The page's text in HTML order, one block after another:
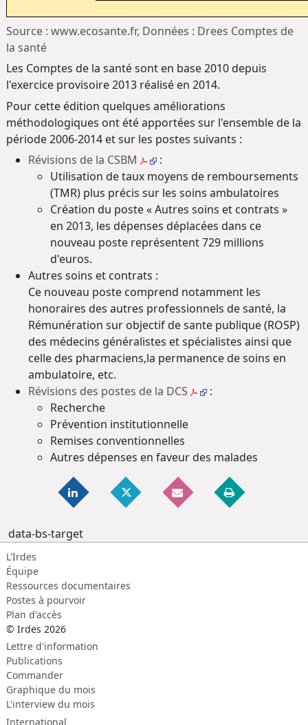
Source : www.ecosante.fr, Données : Drees Comptes de
la santé
Les Comptes de la santé sont en base 2010 depuis
l'exercice provisoire 2013 réalisé en 2014.
Pour cette édition quelques améliorations
méthodologiques ont été apportées sur l'ensemble de la
période 2006-2014 et sur les postes suivants :
Révisions de la CSBM
:
Utilisation de taux moyens de remboursements
(TMR) plus précis sur les soins ambulatoires
Création du poste « Autres soins et contrats »
en 2013, les dépenses déplacées dans ce
nouveau poste représentent 729 millions
d'euros.
Autres soins et contrats :
Ce nouveau poste comprend notamment les
honoraires des autres professionnels de santé, la
Rémunération sur objectif de sante publique (ROSP)
des médecins généralistes et spécialistes ainsi que
celle des pharmaciens,la permanence de soins en
ambulatoire, etc.
Révisions des postes de la DCS
:
Recherche
Prévention institutionnelle
Remises conventionnelles
Autres dépenses en faveur des malades
data-bs-target
L'Irdes
Équipe
Ressources documentaires
Postes à pourvoir
Plan d'accès
© Irdes 2026
Lettre d'information
Publications
Commander
Graphique du mois
L'interview du mois
International